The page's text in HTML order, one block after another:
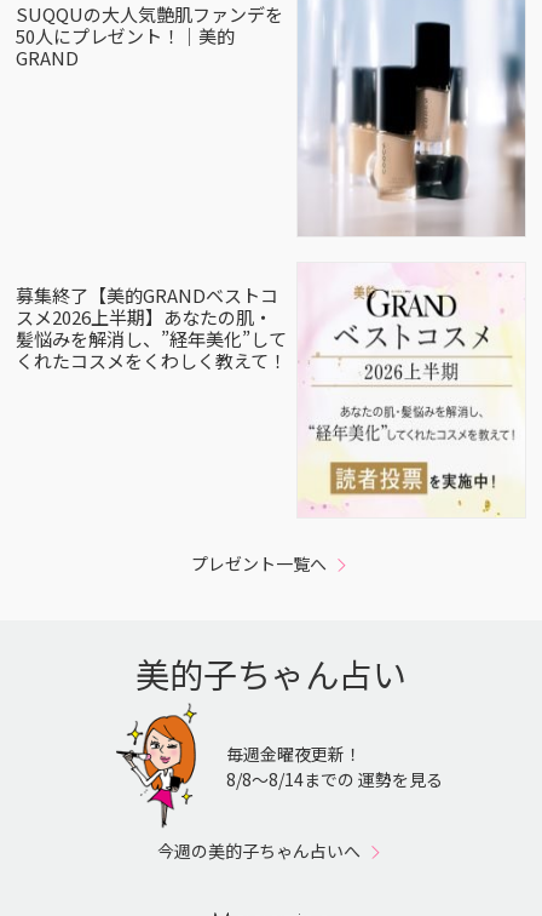
SUQQUの大人気艶肌ファンデを
50人にプレゼント！｜美的
GRAND
募集終了【美的GRANDベストコ
スメ2026上半期】あなたの肌・
髪悩みを解消し、”経年美化”して
くれたコスメをくわしく教えて！
プレゼント一覧へ
美的子ちゃん占い
毎週金曜夜更新！
8/8〜8/14までの 運勢を見る
今週の美的子ちゃん占いへ